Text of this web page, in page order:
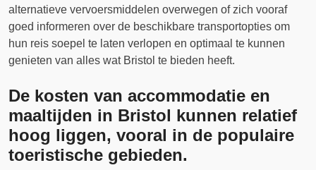
alternatieve vervoersmiddelen overwegen of zich vooraf
goed informeren over de beschikbare transportopties om
hun reis soepel te laten verlopen en optimaal te kunnen
genieten van alles wat Bristol te bieden heeft.
De kosten van accommodatie en
maaltijden in Bristol kunnen relatief
hoog liggen, vooral in de populaire
toeristische gebieden.